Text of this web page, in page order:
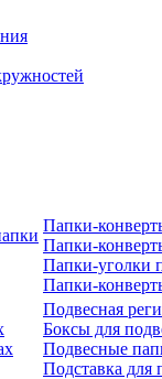
Папки-
Папки-
Папки-уголки
Папки-
Подвесная
Боксы для
Подвесные
Подставка для